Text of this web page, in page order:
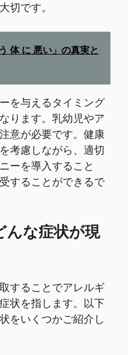
切です。
体 に 悪い」の真実と
を与えるタイミング
ります。乳幼児やア
意が必要です。健康
考慮しながら、適切
ーを導入すること
することができるで
んな症状が現
することでアレルギ
状を指します。以下
をいくつかご紹介し